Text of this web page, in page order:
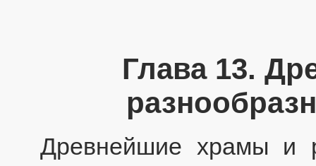
Глава 13.
Древнейшие храмы и